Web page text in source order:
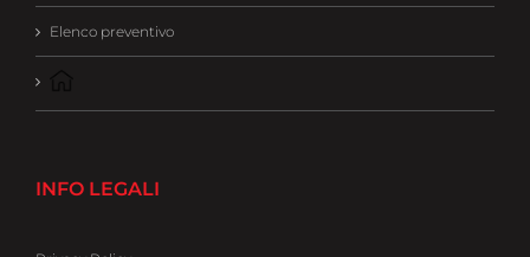
Elenco preventivo
INFO LEGALI